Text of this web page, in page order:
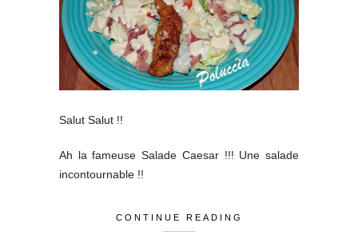
Salut Salut !!
Ah la fameuse Salade Caesar !!! Une salade
incontournable !!
CONTINUE READING